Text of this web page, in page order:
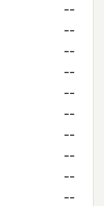
--
--
--
--
--
--
--
--
--
--